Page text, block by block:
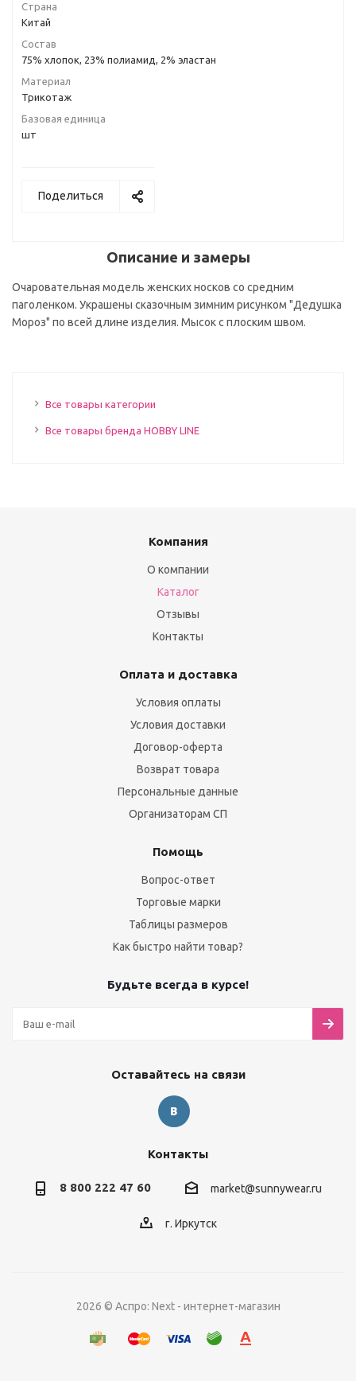
Страна
Китай
Состав
75% хлопок, 23% полиамид, 2% эластан
Материал
Трикотаж
Базовая единица
шт
Поделиться
Описание и замеры
Очаровательная модель женских носков со средним
паголенком. Украшены сказочным зимним рисунком "Дедушка
Мороз" по всей длине изделия. Мысок с плоским швом.
Все товары категории
Все товары бренда HOBBY LINE
Компания
О компании
Каталог
Отзывы
Контакты
Оплата и доставка
Условия оплаты
Условия доставки
Договор-оферта
Возврат товара
Персональные данные
Организаторам СП
Помощь
Вопрос-ответ
Торговые марки
Таблицы размеров
Как быстро найти товар?
Будьте всегда в курсе!
Оставайтесь на связи
Контакты
8 800 222 47 60 market@sunnywear.ru
г. Иркутск
2026 © Аспро: Next - интернет-магазин